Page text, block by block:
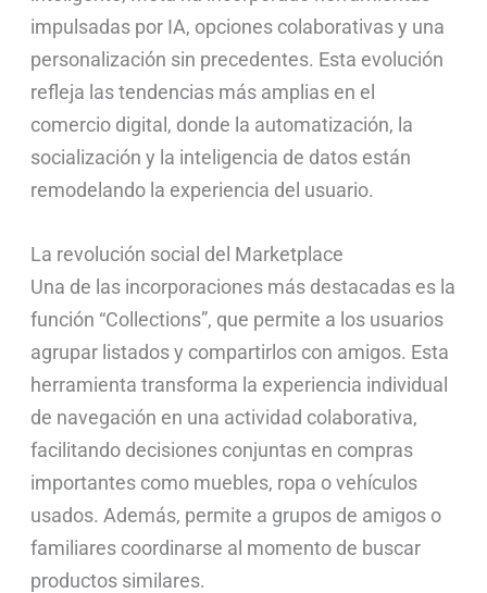
impulsadas por IA, opciones colaborativas y una
personalización sin precedentes. Esta evolución
refleja las tendencias más amplias en el
comercio digital, donde la automatización, la
socialización y la inteligencia de datos están
remodelando la experiencia del usuario.
La revolución social del Marketplace
Una de las incorporaciones más destacadas es la
función “Collections”, que permite a los usuarios
agrupar listados y compartirlos con amigos. Esta
herramienta transforma la experiencia individual
de navegación en una actividad colaborativa,
facilitando decisiones conjuntas en compras
importantes como muebles, ropa o vehículos
usados. Además, permite a grupos de amigos o
familiares coordinarse al momento de buscar
productos similares.